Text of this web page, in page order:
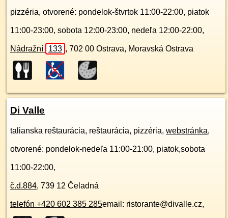
pizzéria, otvorené: pondelok-štvrtok 11:00-22:00, piatok
11:00-23:00, sobota 12:00-23:00, nedeľa 12:00-22:00,
Nádražní 133 , 702 00 Ostrava, Moravská Ostrava
Di Valle
talianska reštaurácia, reštaurácia, pizzéria, webstránka,
otvorené: pondelok-nedeľa 11:00-21:00, piatok,sobota
11:00-22:00,
č.d.884, 739 12 Čeladná
telefón +420 602 385 285email: ristorante@divalle.cz,